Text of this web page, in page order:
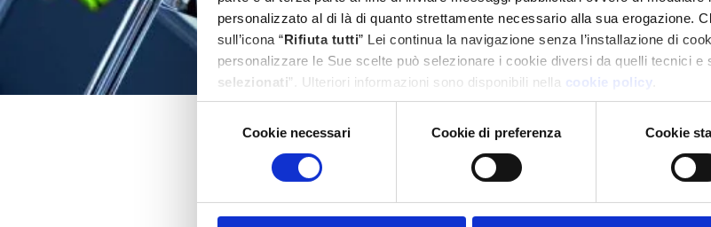
personalizzato al di là di quanto strettamente necessario alla sua erogazione.
sull’icona “Rifiuta tutti” Lei continua la navigazione senza l’installazione di
personalizzare le Sue scelte può selezionare i cookie diversi da quelli tecnici
selezionati”. Ulteriori informazioni sono disponibili nella cookie policy
Cookie necessari Cookie di preferenza Cookie